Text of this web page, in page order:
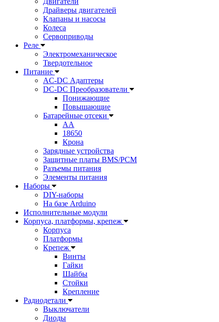
Драйверы двигателей
Клапаны и насосы
Колеса
Сервоприводы
Реле
Электромеханическое
Твердотельное
Питание
AC-DC Адаптеры
DC-DC Преобразователи
Понижающие
Повышающие
Батарейные отсеки
AA
18650
Крона
Зарядные устройства
Защитные платы BMS/PCM
Разъемы питания
Элементы питания
Наборы
DIY-наборы
На базе Arduino
Исполнительные модули
Корпуса, платформы, крепеж
Корпуса
Платформы
Крепеж
Винты
Гайки
Шайбы
Стойки
Крепление
Радиодетали
Выключатели
Диоды